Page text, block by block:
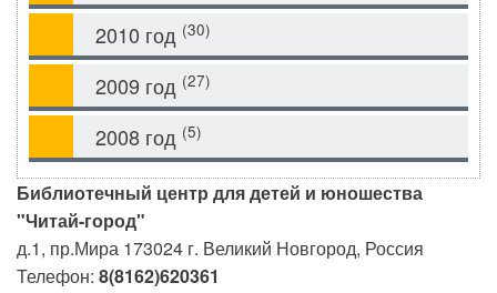
2010 год (30)
2009 год (27)
2008 год (5)
Библиотечный центр для детей и юношества
"Читай-город"
д.1, пр.Мира 173024 г. Великий Новгород, Россия
Телефон: 8(8162)620361